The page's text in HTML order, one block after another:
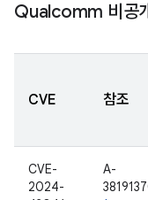
Qualcomm 비공
CVE 참조
CVE-
2024-
A-